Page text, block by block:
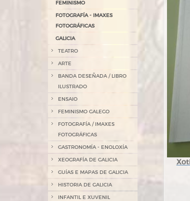
FEMINISMO
FOTOGRAFÍA - IMAXES
FOTOGRÁFICAS
GALICIA
TEATRO
ARTE
BANDA DESEÑADA / LIBRO
ILUSTRADO
ENSAIO
FEMINISMO GALEGO
FOTOGRAFÍA / IMAXES
FOTOGRÁFICAS
GASTRONOMÍA - ENOLOXÍA
XEOGRAFÍA DE GALICIA
GUÍAS E MAPAS DE GALICIA
HISTORIA DE GALICIA
INFANTIL E XUVENIL